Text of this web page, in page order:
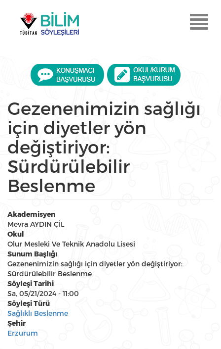
Menu
Aç
Gezenenimizin sağlığı
için diyetler yön
değiştiriyor:
Sürdürülebilir
Beslenme
Akademisyen
Mevra AYDIN ÇİL
Okul
Olur Mesleki Ve Teknik Anadolu Lisesi
Sunum Başlığı
Gezenenimizin sağlığı için diyetler yön değiştiriyor:
Sürdürülebilir Beslenme
Söyleşi Tarihi
Sa, 05/21/2024 - 11:00
Söyleşi Türü
Sağlıklı Beslenme
Şehir
Erzurum